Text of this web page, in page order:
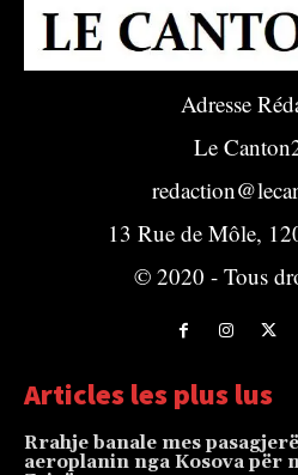
Adresse
Le
13 Rue de Môle,
© 2020 - Tous
Articles les plus lus
Rrahje banale mes
aeroplanin nga Kosova për